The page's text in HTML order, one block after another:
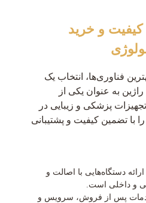
و خرید
فناوری‌ها، انتخاب یک
به عنوان یکی از
پزشکی و زیبایی در
با تضمین کیفیت و پشتیبانی
دستگاه‌هایی با اصالت و
و داخلی است.
پس از فروش، سرویس و